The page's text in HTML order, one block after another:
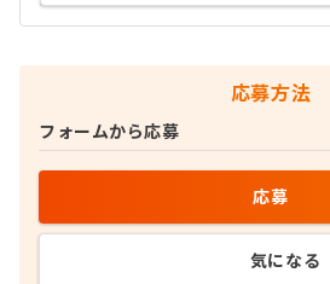
応募方法
フォームから応募
応募
気になる